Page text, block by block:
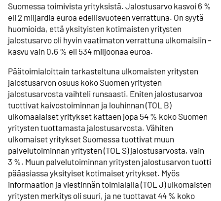
Suomessa toimivista yrityksistä. Jalostusarvo kasvoi 6 %
eli 2 miljardia euroa edellisvuoteen verrattuna. On syytä
huomioida, että yksityisten kotimaisten yritysten
jalostusarvo oli hyvin vaatimaton verrattuna ulkomaisiin –
kasvu vain 0,6 % eli 534 miljoonaa euroa.
Päätoimialoittain tarkasteltuna ulkomaisten yritysten
jalostusarvon osuus koko Suomen yritysten
jalostusarvosta vaihteli runsaasti. Eniten jalostusarvoa
tuottivat kaivostoiminnan ja louhinnan (TOL B)
ulkomaalaiset yritykset kattaen jopa 54 % koko Suomen
yritysten tuottamasta jalostusarvosta. Vähiten
ulkomaiset yritykset Suomessa tuottivat muun
palvelutoiminnan yritysten (TOL S) jalostusarvosta, vain
3 %. Muun palvelutoiminnan yritysten jalostusarvon tuotti
pääasiassa yksityiset kotimaiset yritykset. Myös
informaation ja viestinnän toimialalla (TOL J) ulkomaisten
yritysten merkitys oli suuri, ja ne tuottavat 44 % koko